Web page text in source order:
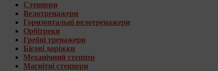
Степпери
Велотренажери
Горизонтальні велотренажери
Орбітреки
Гребні тренажери
Бігові доріжки
Механічний степпер
Магнітні степпери